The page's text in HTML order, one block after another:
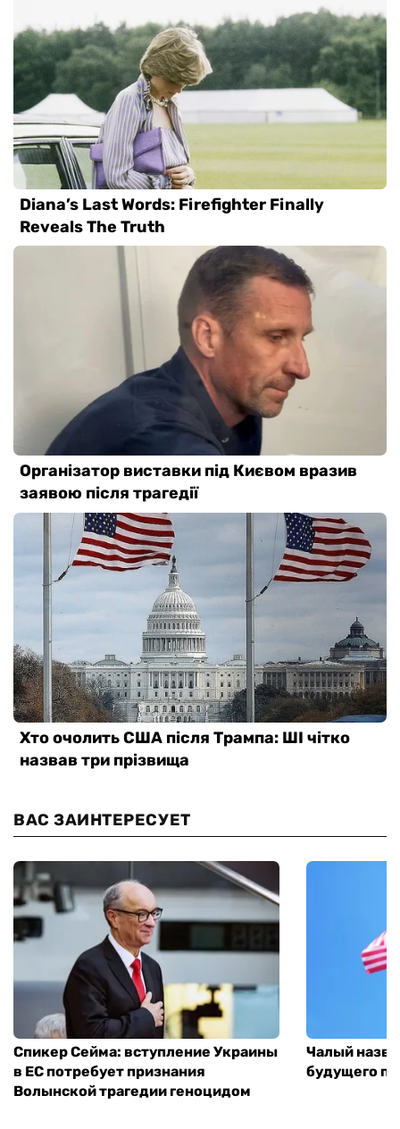
ВАС ЗАИНТЕРЕСУЕТ
Спикер Сейма: вступление Украины
в ЕС потребует признания
Волынской трагедии геноцидом
Чалый
будущего